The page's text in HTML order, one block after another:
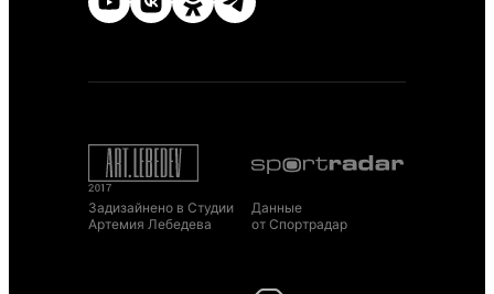
Задизайнено в Студии
Артемия Лебедева
Данные
от Спортрадар